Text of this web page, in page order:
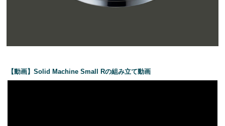
【動画】Solid Machine Small Rの組み立て動画